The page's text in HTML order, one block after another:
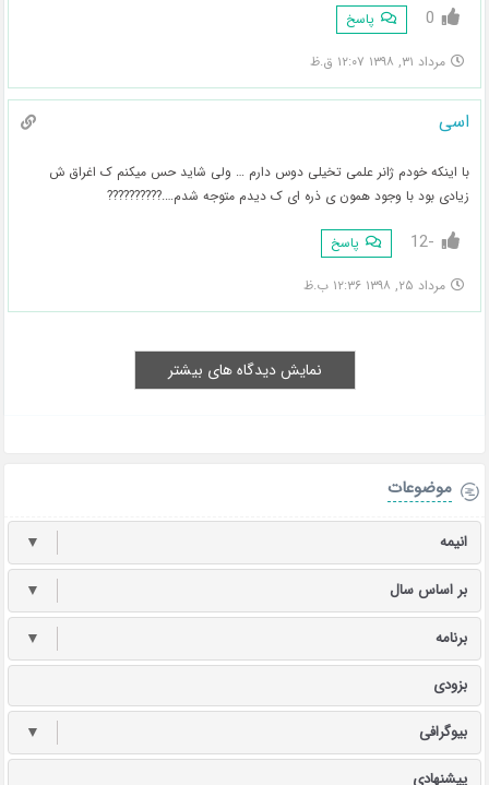
0 پاسخ
مرداد ۳۱, ۱۳۹۸ ۱۲:۰۷ ق.ظ
اسی
با اینکه خودم ژانر علمی تخیلی دوس دارم … ولی شاید حس میکنم ک اغراق ش
زیادی بود با وجود همون ی ذره ای ک دیدم متوجه شدم….??????????
-12 پاسخ
مرداد ۲۵, ۱۳۹۸ ۱۲:۳۶ ب.ظ
نمایش دیدگاه های بیشتر
موضوعات
انیمه ▼
بر اساس سال ▼
برنامه ▼
بزودی
بیوگرافی ▼
پیشنهادی